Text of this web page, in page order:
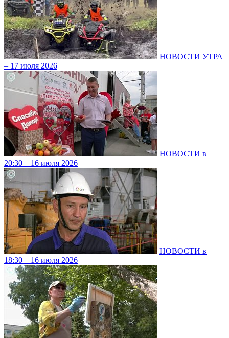
НОВОСТИ УТРА
– 17 июля 2026
НОВОСТИ в
20:30 – 16 июля 2026
НОВОСТИ в
18:30 – 16 июля 2026